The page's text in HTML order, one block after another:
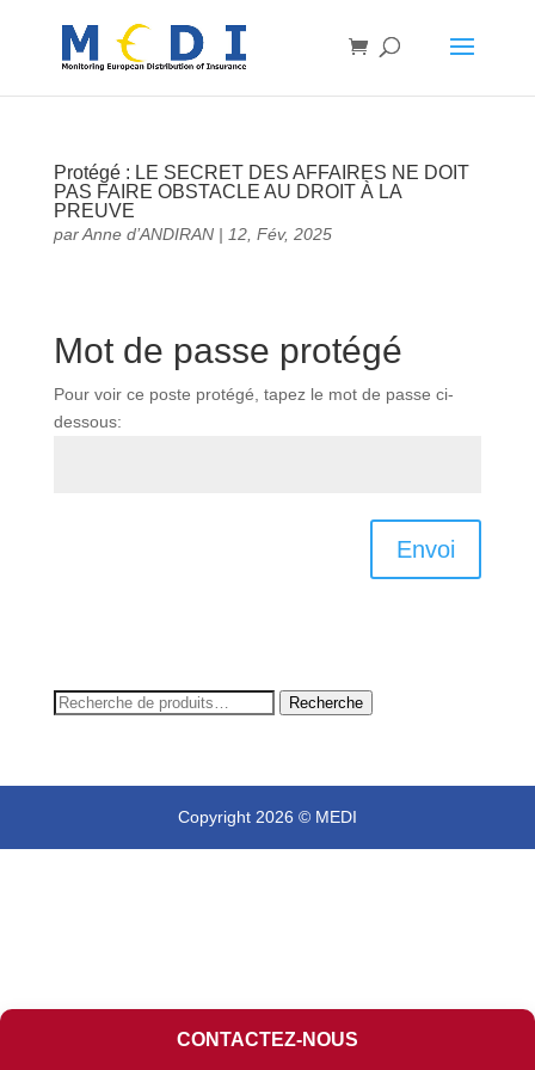
Protégé : LE SECRET DES AFFAIRES NE DOIT
PAS FAIRE OBSTACLE AU DROIT À LA
PREUVE
parAnne d’ANDIRAN| 12, Fév, 2025
Mot de passe protégé
Pour voir ce poste protégé, tapez le mot de passe ci-
dessous:
Envoi
Recherche
Recherche
Copyright 2026 © MEDI
CONTACTEZ-NOUS